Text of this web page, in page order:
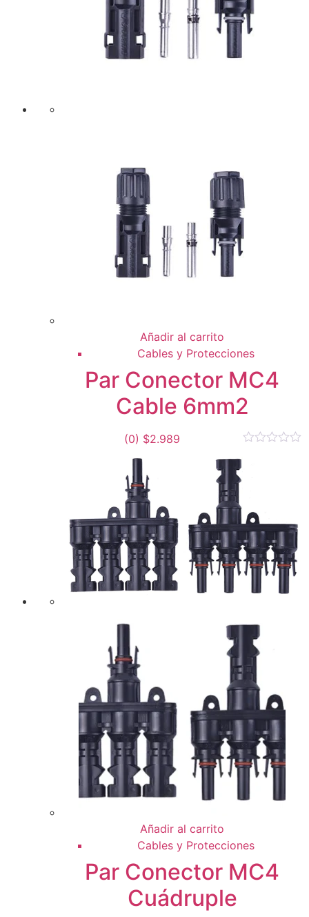
Añadir al carrito
Cables y Protecciones
Par Conector MC4
Cable 6mm2
(0) $2.989
Añadir al carrito
Cables y Protecciones
Par Conector MC4
Cuádruple